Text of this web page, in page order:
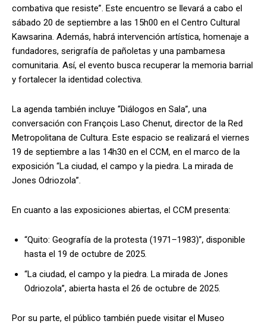
combativa que resiste”. Este encuentro se llevará a cabo el
sábado 20 de septiembre a las 15h00 en el Centro Cultural
Kawsarina. Además, habrá intervención artística, homenaje a
fundadores, serigrafía de pañoletas y una pambamesa
comunitaria. Así, el evento busca recuperar la memoria barrial
y fortalecer la identidad colectiva.
La agenda también incluye “Diálogos en Sala”, una
conversación con François Laso Chenut, director de la Red
Metropolitana de Cultura. Este espacio se realizará el viernes
19 de septiembre a las 14h30 en el CCM, en el marco de la
exposición “La ciudad, el campo y la piedra. La mirada de
Jones Odriozola”.
En cuanto a las exposiciones abiertas, el CCM presenta:
“Quito: Geografía de la protesta (1971–1983)”, disponible
hasta el 19 de octubre de 2025.
“La ciudad, el campo y la piedra. La mirada de Jones
Odriozola”, abierta hasta el 26 de octubre de 2025.
Por su parte, el público también puede visitar el Museo